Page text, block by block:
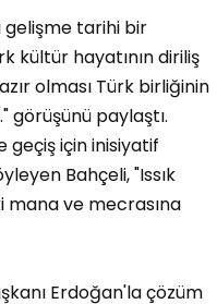
gelişme tarihi bir
kültür hayatının diriliş
olması Türk birliğinin
görüşünü paylaştı.
geçiş için inisiyatif
Bahçeli, "Issık
mana ve mecrasına
Erdoğan'la çözüm